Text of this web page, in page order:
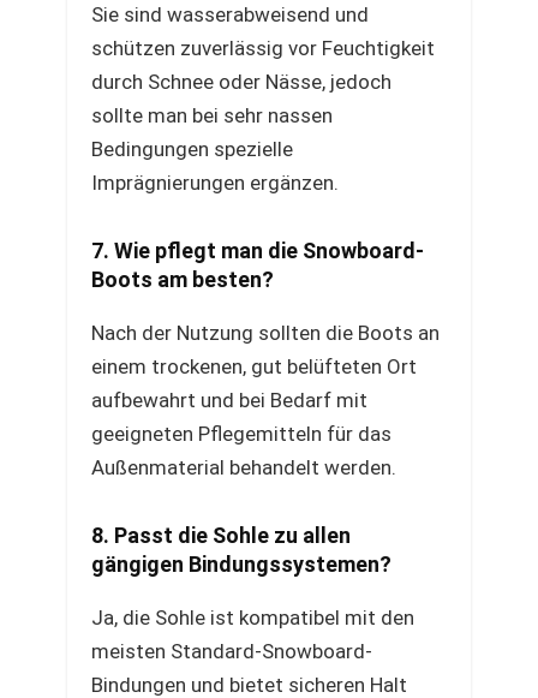
Sie sind wasserabweisend und
schützen zuverlässig vor Feuchtigkeit
durch Schnee oder Nässe, jedoch
sollte man bei sehr nassen
Bedingungen spezielle
Imprägnierungen ergänzen.
7. Wie pflegt man die Snowboard-
Boots am besten?
Nach der Nutzung sollten die Boots an
einem trockenen, gut belüfteten Ort
aufbewahrt und bei Bedarf mit
geeigneten Pflegemitteln für das
Außenmaterial behandelt werden.
8. Passt die Sohle zu allen
gängigen Bindungssystemen?
Ja, die Sohle ist kompatibel mit den
meisten Standard-Snowboard-
Bindungen und bietet sicheren Halt